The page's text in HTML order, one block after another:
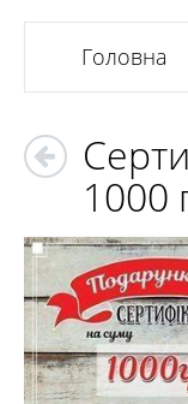
Головна
1000